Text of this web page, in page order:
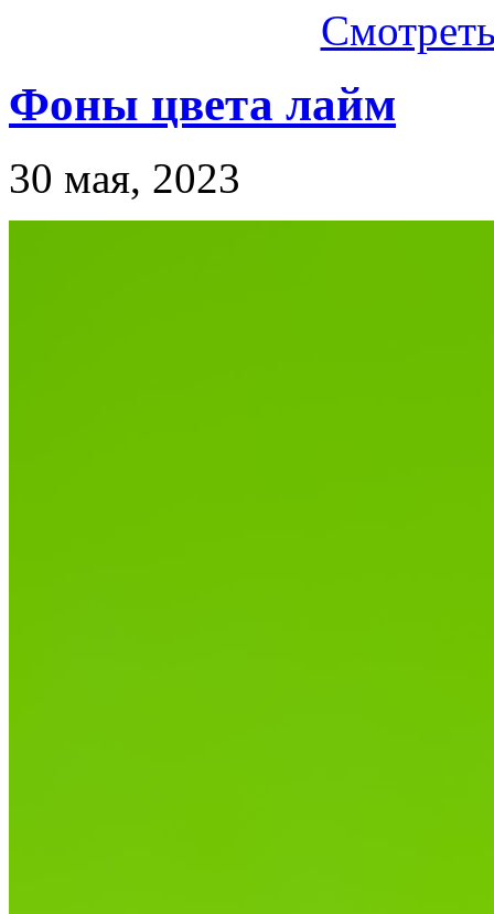
Фоны цвета лайм
30 мая, 2023